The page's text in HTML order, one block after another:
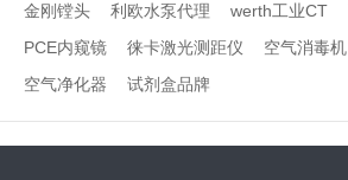
金刚镗头 利欧水泵代理 werth工业CT
PCE内窥镜
徕卡激光测距仪 空气消毒机
空气净化器
试剂盒品牌